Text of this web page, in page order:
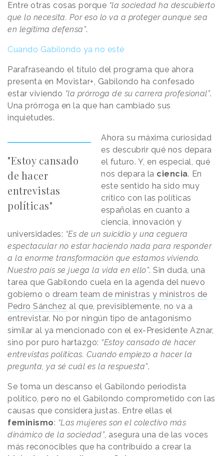
Entre otras cosas porque “la sociedad ha descubierto
que lo necesita. Por eso lo va a proteger aunque sea
en legítima defensa”.
Cuando Gabilondo ya no esté
Parafraseando el título del programa que ahora
presenta en Movistar+, Gabilondo ha confesado
estar viviendo “la prórroga de su carrera profesional”.
Una prórroga en la que han cambiado sus
inquietudes.
"Estoy cansado
de hacer
entrevistas
políticas"
Ahora su máxima curiosidad
es descubrir qué nos depara
el futuro. Y, en especial, qué
nos depara la ciencia. En
este sentido ha sido muy
crítico con las políticas
españolas en cuanto a
ciencia, innovación y
universidades: “Es de un suicidio y una ceguera
espectacular no estar haciendo nada para responder
a la enorme transformación que estamos viviendo.
Nuestro país se juega la vida en ello”. Sin duda, una
tarea que Gabilondo cuela en la agenda del nuevo
gobierno o dream team de ministras y ministros de
Pedro Sánchez al que, previsiblemente, no va a
entrevistar. No por ningún tipo de antagonismo
similar al ya mencionado con el ex-Presidente Aznar,
sino por puro hartazgo: “Estoy cansado de hacer
entrevistas políticas. Cuando empiezo a hacer la
pregunta, ya sé cuál es la respuesta”.
Se toma un descanso el Gabilondo periodista
político, pero no el Gabilondo comprometido con las
causas que considera justas. Entre ellas el
feminismo: “Las mujeres son el colectivo más
dinámico de la sociedad”, asegura una de las voces
más reconocibles que ha contribuido a crear la